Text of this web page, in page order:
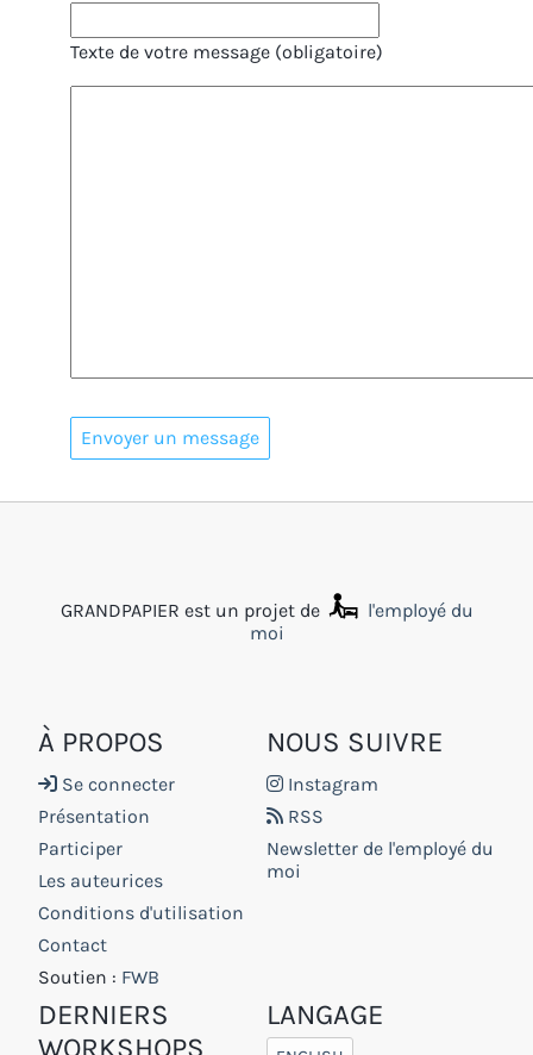
Texte de votre message (obligatoire)
GRANDPAPIER est un projet de
l'employé du
moi
À PROPOS
Se connecter
Présentation
Participer
Les auteurices
Conditions d'utilisation
Contact
Soutien : FWB
NOUS SUIVRE
Instagram
RSS
Newsletter de l'employé du
moi
DERNIERS
WORKSHOPS
LANGAGE